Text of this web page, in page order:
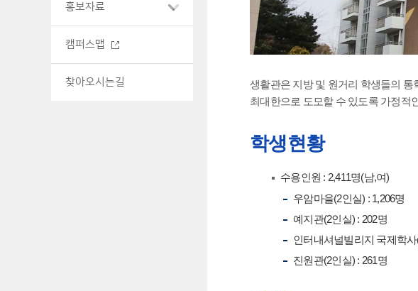
홍보자료
캠퍼스맵
찾아오시는길
생활관은 지방 및 원거리 학생들의
최대한으로 도모할 수 있도록 가정적
학생현황
수용인원 : 2,411명(남,여)
우암마을(2인실) : 1,206명
예지관(2인실) : 202명
인터내셔널빌리지 국제학사
진원관(2인실) : 261명